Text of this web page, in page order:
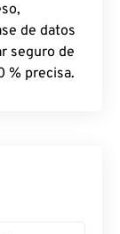
de datos
seguro de
% precisa.